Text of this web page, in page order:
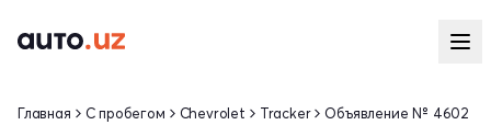
Главная С пробегом Chevrolet Tracker Объявление № 4602